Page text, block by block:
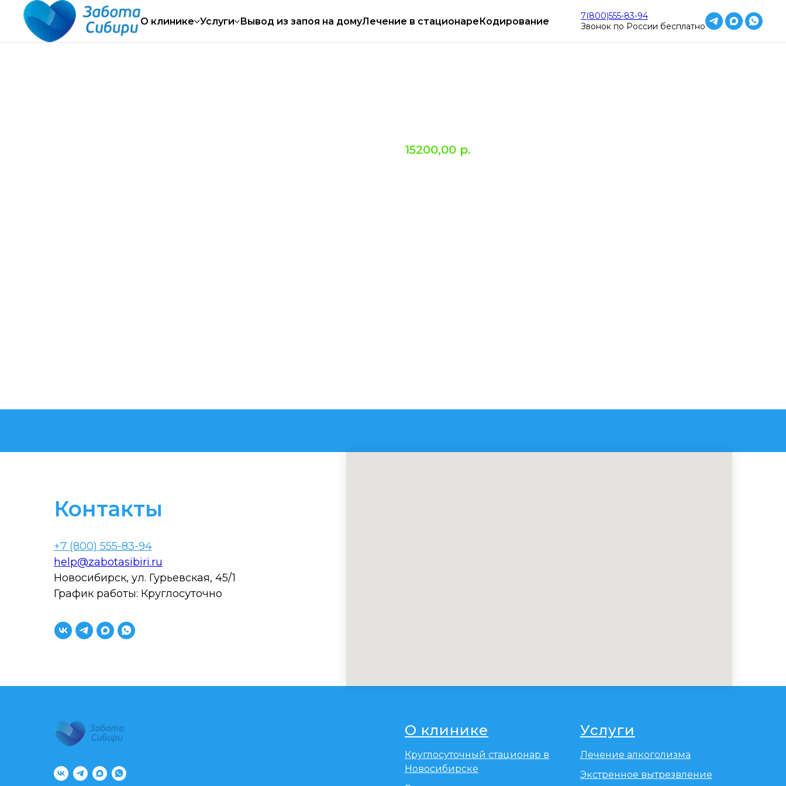
Работаем круглосуточно Работаем круглосуточно Работаем
О клинике Услуги Вывод из запоя на домуЛечение в стационареКодирование
7(800)555-83-94
Звонок по России бесплатно
15200,00 р.
Контакты
+7 (800) 555-83-94
help@zabotasibiri.ru
Новосибирск, ул. Гурьевская, 45/1
График работы: Круглосуточно
О клинике
Круглосуточный стационар в
Новосибирске
Услуги
Лечение алкоголизма
Экстренное вытрезвление